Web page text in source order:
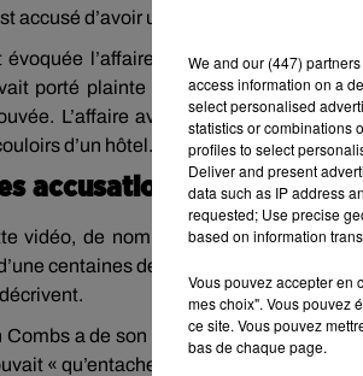
accusé d’avoir utilisé à ses fins.
évoquée l’affaire avec Cassie, son
porté plainte contre P. Diddy,
L’affaire avait été relancée avec
d’un hôtel.
accusations ?
vidéo, de nombreux témoignages ont
centaines de personnes ayant
Combs a de son côté réagi à la
« qu’entacher la vision du jury et
We and our (447) partners
access information on a
select personalised
statistics or combinations
profiles to select
Deliver and present
data such as IP address
requested; Use precise
based on information
Vous pouvez accepter en
mes choix". Vous pouvez
ce site. Vous pouvez
bas de chaque page.